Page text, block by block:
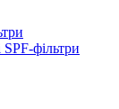
SPF-фільтри